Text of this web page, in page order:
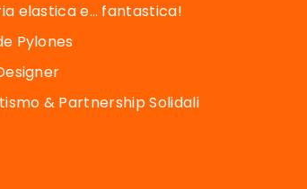
elastica e… fantastica!
Pylones
& Partnership Solidali